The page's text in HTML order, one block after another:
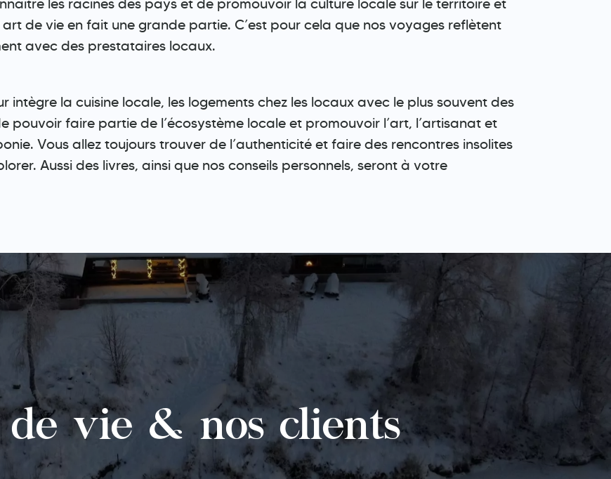
les racines des pays et de promouvoir la culture locale sur le territoire et
de vie en fait une grande partie. C’est pour cela que nos voyages reflètent
avec des prestataires locaux.
intègre la cuisine locale, les logements chez les locaux avec le plus souvent des
pouvoir faire partie de l’écosystème locale et promouvoir l’art, l’artisanat et
Vous allez toujours trouver de l’authenticité et faire des rencontres insolites
Aussi des livres, ainsi que nos conseils personnels, seront à votre
vie & nos clients